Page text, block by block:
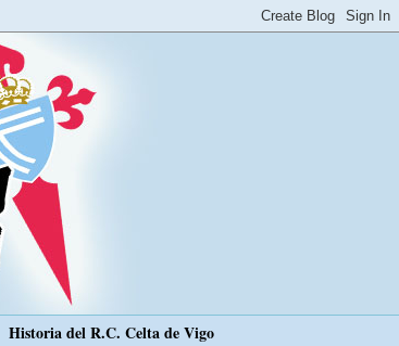
Historia del R.C. Celta de Vigo